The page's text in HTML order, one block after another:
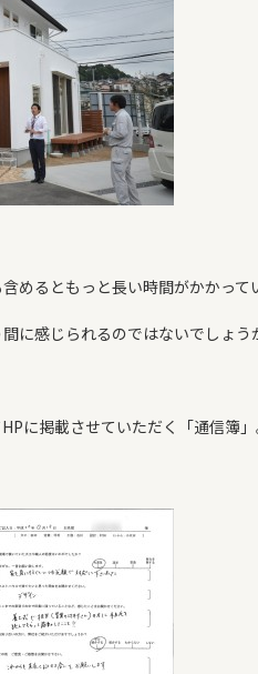
めるともっと長い時間がかかって
に感じられるのではないでしょう
に掲載させていただく「通信簿